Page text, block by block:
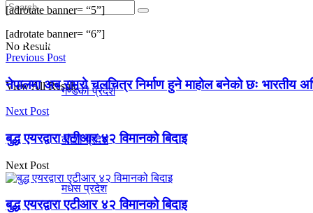
No Result
View All Result
प्रदेश
गण्डकी प्रदेश
काेशी प्रदेश
मधेस प्रदेश
[adrotate banner= “5”]
[adrotate banner= “6”]
Previous Post
नेपालमा अब राम्रो चलचित्र निर्माण हुने माहोल बनेको छः भारतीय
Next Post
बुद्ध एयरद्वारा एटीआर ४२ विमानको बिदाइ
Next Post
बुद्ध एयरद्वारा एटीआर ४२ विमानको बिदाइ